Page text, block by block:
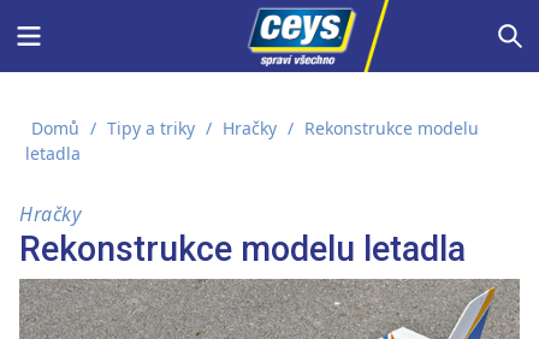
Menu
Domů / Tipy a triky / Hračky / Rekonstrukce modelu
letadla
Hračky
Rekonstrukce modelu letadla